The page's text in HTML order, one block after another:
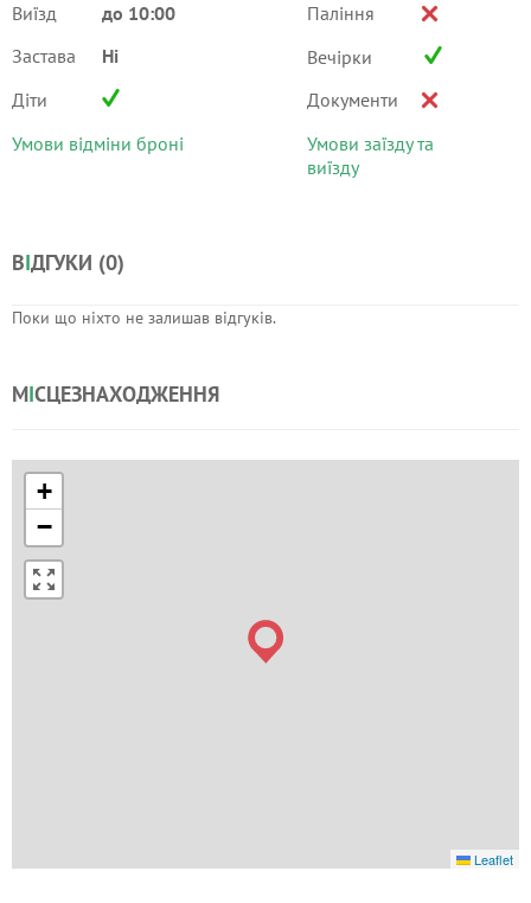
Виїзд
до 10:00
Застава
Ні
Діти
Умови відміни броні
Паління
Вечірки
Документи
Умови заїзду та
виїзду
ВІДГУКИ (0)
Поки що ніхто не залишав відгуків.
МІСЦЕЗНАХОДЖЕННЯ
+
−
Leaflet